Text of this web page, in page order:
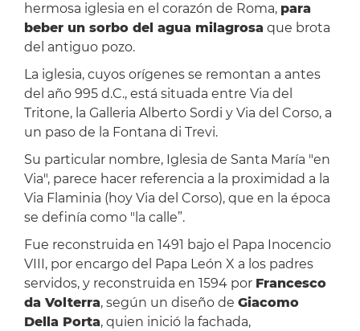
hermosa iglesia en el corazón de Roma, para
beber un sorbo del agua milagrosa que brota
del antiguo pozo.
La iglesia, cuyos orígenes se remontan a antes
del año 995 d.C., está situada entre Via del
Tritone, la Galleria Alberto Sordi y Via del Corso, a
un paso de la Fontana di Trevi.
Su particular nombre, Iglesia de Santa María "en
Via", parece hacer referencia a la proximidad a la
Via Flaminia (hoy Via del Corso), que en la época
se definía como "la calle”.
Fue reconstruida en 1491 bajo el Papa Inocencio
VIII, por encargo del Papa León X a los padres
servidos, y reconstruida en 1594 por Francesco
da Volterra, según un diseño de Giacomo
Della Porta, quien inició la fachada,